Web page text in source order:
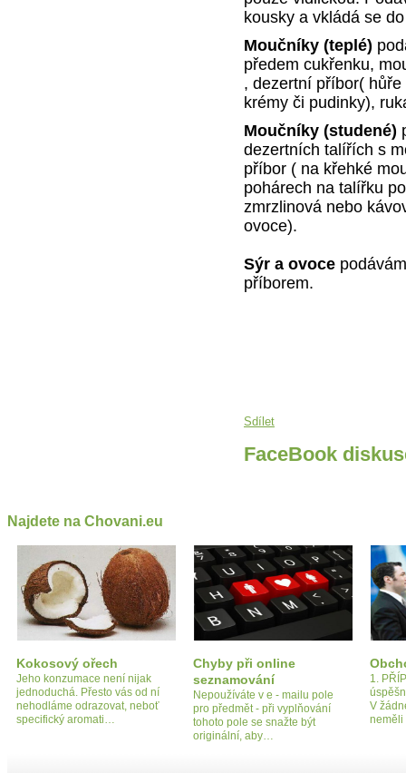
kousky a vkládá se
Moučníky (teplé)
předem cukřenku,
, dezertní příbor(
krémy či pudinky),
Moučníky (studené)
dezertních talířích s
příbor ( na křehké
pohárech na talířku
zmrzlinová nebo
ovoce).
Sýr a ovoce
příborem.
Sdílet
FaceBook
Najdete na Chovani.eu
Kokosový ořech
Jeho konzumace není nijak
jednoduchá. Přesto vás od ní
nehodláme odrazovat, neboť
specifický aromati…
Chyby při online
seznamování
Nepoužíváte v e - mailu pole
pro předmět - při vyplňování
tohoto pole se snažte být
originální, aby…
1.
V